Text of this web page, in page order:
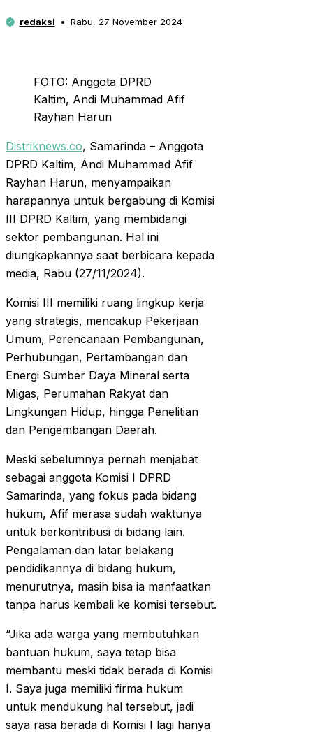
redaksi Rabu, 27 November 2024
FOTO: Anggota DPRD
Kaltim, Andi Muhammad Afif
Rayhan Harun
Distriknews.co, Samarinda – Anggota
DPRD Kaltim, Andi Muhammad Afif
Rayhan Harun, menyampaikan
harapannya untuk bergabung di Komisi
III DPRD Kaltim, yang membidangi
sektor pembangunan. Hal ini
diungkapkannya saat berbicara kepada
media, Rabu (27/11/2024).
Komisi III memiliki ruang lingkup kerja
yang strategis, mencakup Pekerjaan
Umum, Perencanaan Pembangunan,
Perhubungan, Pertambangan dan
Energi Sumber Daya Mineral serta
Migas, Perumahan Rakyat dan
Lingkungan Hidup, hingga Penelitian
dan Pengembangan Daerah.
Meski sebelumnya pernah menjabat
sebagai anggota Komisi I DPRD
Samarinda, yang fokus pada bidang
hukum, Afif merasa sudah waktunya
untuk berkontribusi di bidang lain.
Pengalaman dan latar belakang
pendidikannya di bidang hukum,
menurutnya, masih bisa ia manfaatkan
tanpa harus kembali ke komisi tersebut.
“Jika ada warga yang membutuhkan
bantuan hukum, saya tetap bisa
membantu meski tidak berada di Komisi
I. Saya juga memiliki firma hukum
untuk mendukung hal tersebut, jadi
saya rasa berada di Komisi I lagi hanya